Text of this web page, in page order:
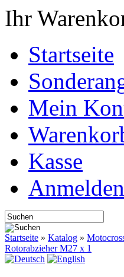
Ihr
Startseite
Mein
Kasse
Anmelden
Startseite » Katalog »
Rotorabzieher M27 x 1